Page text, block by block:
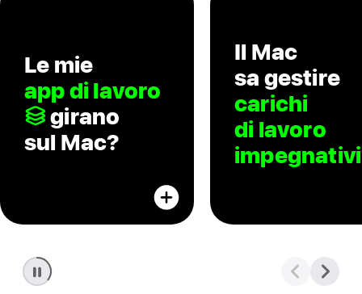
Le mie
app di lavoro
girano
sul Mac?
Il Mac
sa gestire
carichi
di lavoro